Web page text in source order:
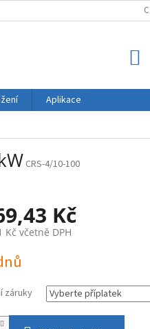
ZÁSADY OCHRANY
Aplikace
CRS-4/10-100
Kč
Kč včetně DPH
záruky